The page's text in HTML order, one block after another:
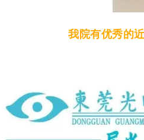
我院有优秀的